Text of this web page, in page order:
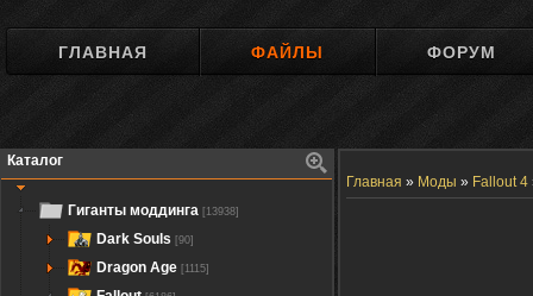
ГЛАВНАЯ ФАЙЛЫ ФОРУМ
Каталог
Гиганты моддинга [13938]
Dark Souls [90]
Dragon Age [1115]
Главная » Моды » Fallout 4